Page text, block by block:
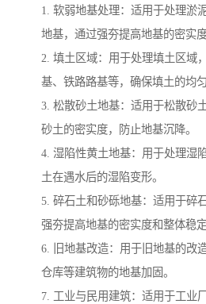
1. 软弱地基处理：适用于处理淤
地基，通过强夯提高地基的密实度
2. 填土区域：用于处理填土区域
基、铁路路基等，确保填土的均
3. 松散砂土地基：适用于松散砂
砂土的密实度，防止地基沉降。
4. 湿陷性黄土地基：用于处理湿
土在遇水后的湿陷变形。
5. 碎石土和砂砾地基：适用于碎
强夯提高地基的密实度和整体稳定
6. 旧地基改造：用于旧地基的改
仓库等建筑物的地基加固。
7. 工业与民用建筑：适用于工业